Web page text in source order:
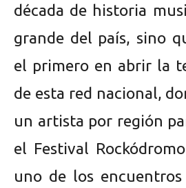
década de historia
grande del país, sino
el primero en abrir la
de esta red nacional,
un artista por región
el Festival
uno de los encuentros